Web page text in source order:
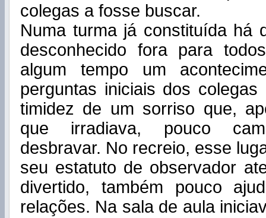
colegas a fosse buscar.
Numa turma já constituída há
desconhecido fora para
algum tempo um
perguntas iniciais dos
timidez de um sorriso que,
que irradiava, pouco
desbravar. No recreio, esse
seu estatuto de observador
divertido, também pouco
relações. Na sala de aula